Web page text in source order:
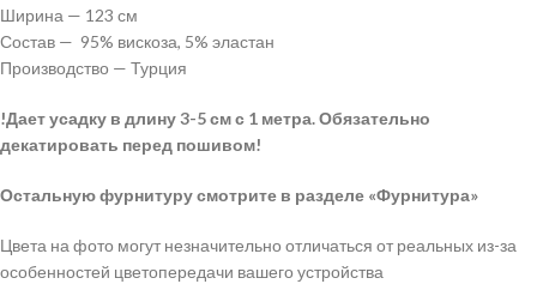
Ширина — 123 см
Состав — 95% вискоза, 5% эластан
Производство — Турция
!Дает усадку в длину 3-5 см с 1 метра. Обязательно
декатировать перед пошивом!
Остальную фурнитуру смотрите в разделе «Фурнитура»
Цвета на фото могут незначительно отличаться от реальных из-за
особенностей цветопередачи вашего устройства